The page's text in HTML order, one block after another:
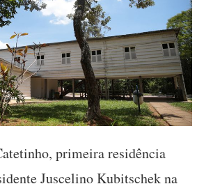
primeira residência
Juscelino Kubitschek na